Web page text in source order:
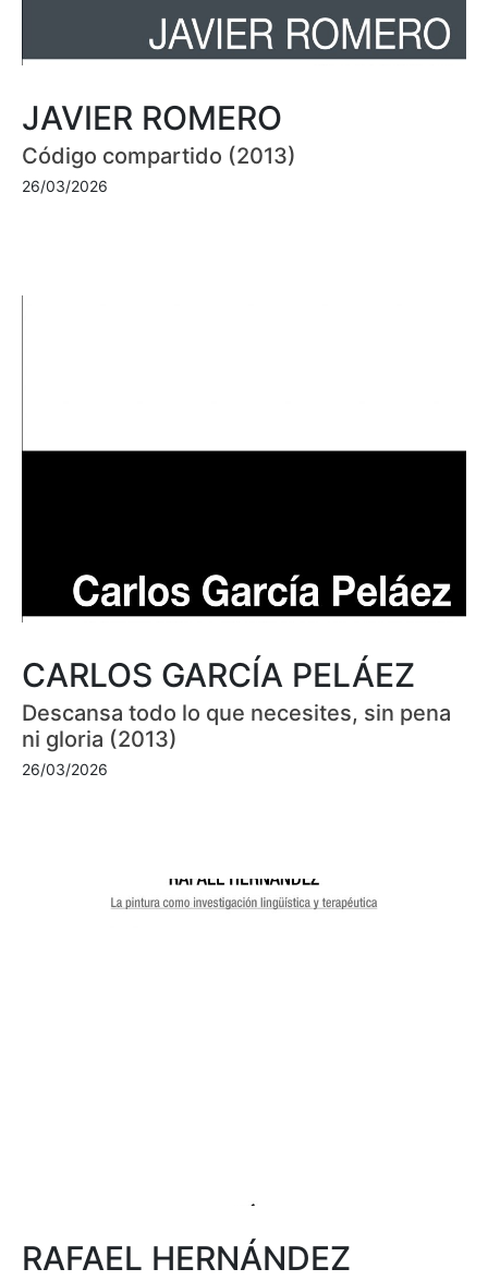
JAVIER ROMERO
Código compartido (2013)
26/03/2026
CARLOS GARCÍA PELÁEZ
Descansa todo lo que necesites, sin pena
ni gloria (2013)
26/03/2026
RAFAEL HERNÁNDEZ